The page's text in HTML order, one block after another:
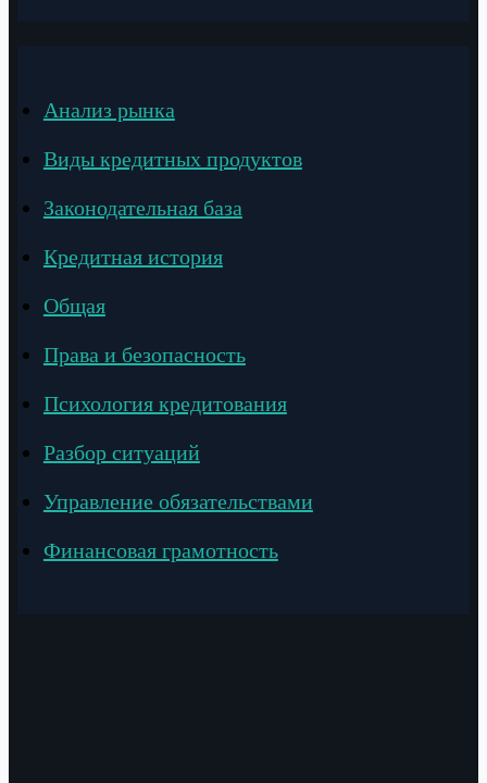
Анализ рынка
Виды кредитных продуктов
Законодательная база
Кредитная история
Общая
Права и безопасность
Психология кредитования
Разбор ситуаций
Управление обязательствами
Финансовая грамотность